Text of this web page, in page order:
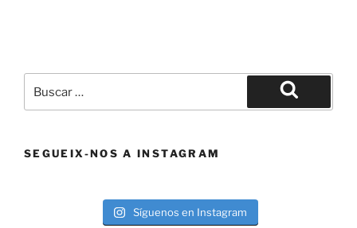
por:
Buscar
SEGUEIX-NOS A INSTAGRAM
Síguenos en Instagram